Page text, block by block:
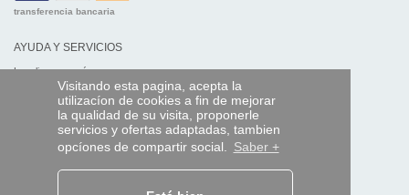
Visitando esta pagina, acepta la
utilizacíon de cookies a fin de mejorar
la qualidad de su visita, proponerle
servicios y ofertas adaptadas, tambien
opcíones de compartir social. Saber +
transferencia bancaria
AYUDA Y SERVICIOS
Localice su envío
MANDO EXPRESS
¿Quiénes somos?
Información legal
Datos personales